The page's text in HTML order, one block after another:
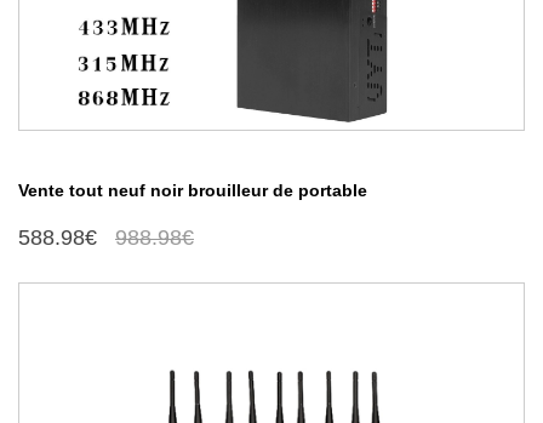
Vente tout neuf noir brouilleur de portable
588.98€ 988.98€